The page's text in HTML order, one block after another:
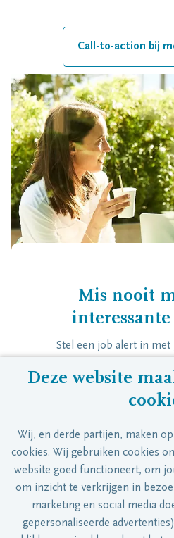
Deze website
Wij, en derde partijen, maken
cookies. Wij gebruiken cookies
website goed functioneert, om
om inzicht te verkrijgen in
marketing en social media
gepersonaliseerde
Call-to-action bij
Mis nooit
interessante
Stel een job alert in
nieuwe vacature
aan jouw wensen, dan